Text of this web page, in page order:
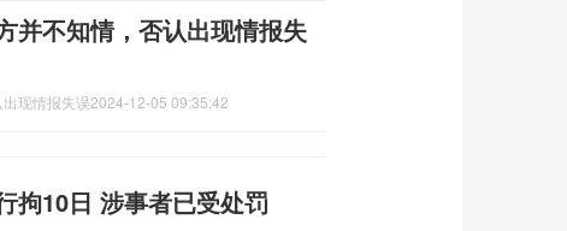
并不知情，否认出现情报失
现情报失误2024-12-05 09:35:42
拘10日 涉事者已受处罚